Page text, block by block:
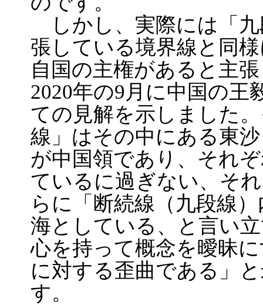
しかし、実際には「
張している境界線と同
自国の主権があると主
2020年の9月に中国の王
ての見解を示しました
線」はその中にある東
が中国領であり、それ
ているに過ぎない、そ
らに「断続線（九段線
海としている、と言い
心を持って概念を曖昧
に対する歪曲である」
す。